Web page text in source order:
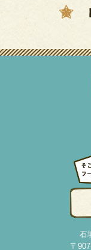
石
〒